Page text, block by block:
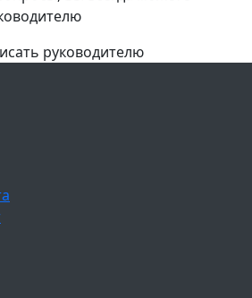
руководителю